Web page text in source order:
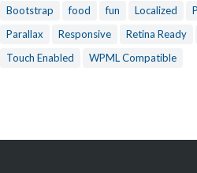
Bootstrap
food fun Localized
Parallax
Responsive Retina Ready
Touch Enabled
WPML Compatible